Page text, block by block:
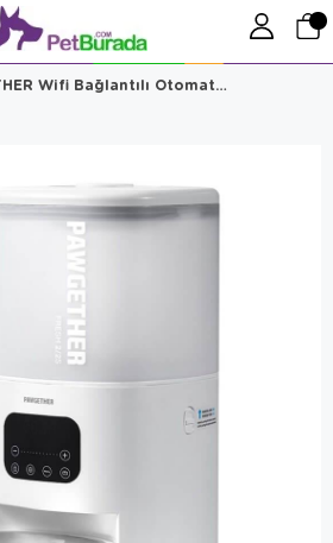
PAWGETHER Wifi Bağlantılı Otomatik Mama Kabı 4 Lt